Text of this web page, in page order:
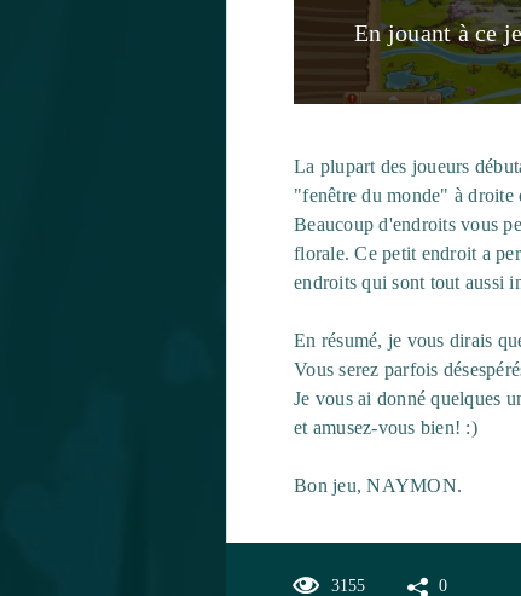
En jouant à ce
La plupart des joueurs
"fenêtre du monde" à droite
Beaucoup d'endroits vous
florale. Ce petit endroit a
endroits qui sont tout aussi
En résumé, je vous dirais
Vous serez parfois
Je vous ai donné quelques
et amusez-vous bien! :)
Bon jeu, NAYMON.
3155 0